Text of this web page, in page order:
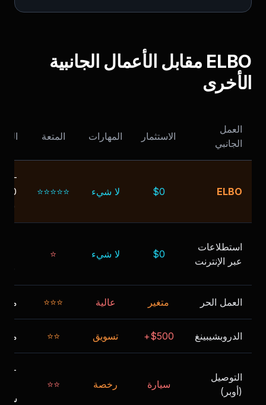
ELBO مقابل الأعمال الجانبية
الأخرى
العمل
الجانبي
الاستثمار المهارات المتعة
ELBO
$0 لا شيء ⭐⭐⭐⭐⭐
استطلاعات
عبر الإنترنت
$0 لا شيء ⭐
العمل الحر متغير عالية ⭐⭐⭐
الدروبشيبينغ $500+ تسويق ⭐⭐
التوصيل
(أوبر)
سيارة رخصة ⭐⭐